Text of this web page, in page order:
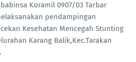
Koramil 0907/03 Tarbar
pendampingan
Kesehatan Mencegah Stunting
Karang Balik,Kec.Tarakan